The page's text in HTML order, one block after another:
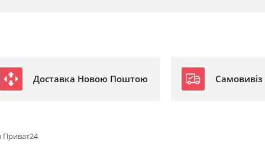
Доставка Новою Поштою Самовивіз
Приват24